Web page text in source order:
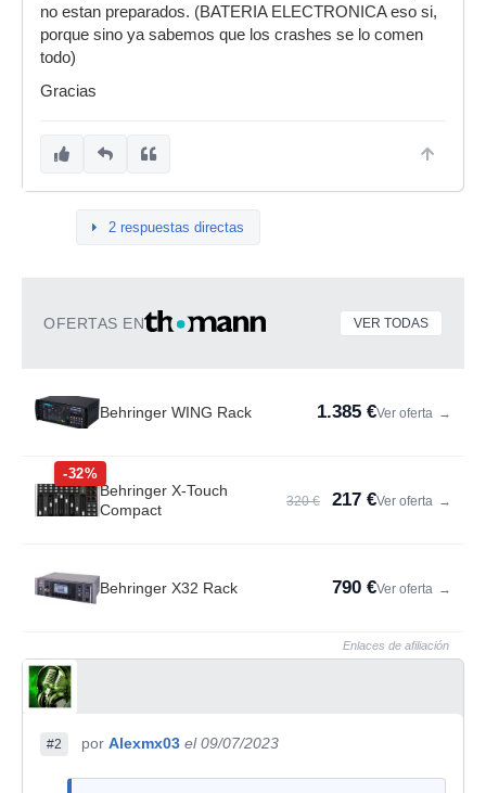
no estan preparados. (BATERIA ELECTRONICA eso si,
porque sino ya sabemos que los crashes se lo comen
todo)
Gracias
2 respuestas directas
OFERTAS EN VER TODAS
Behringer WING Rack 1.385 €Ver oferta →
-32%
Behringer X-Touch
Compact
320 € 217 €Ver oferta →
Behringer X32 Rack 790 €Ver oferta →
Enlaces de afiliación
#2 por Alexmx03 el 09/07/2023